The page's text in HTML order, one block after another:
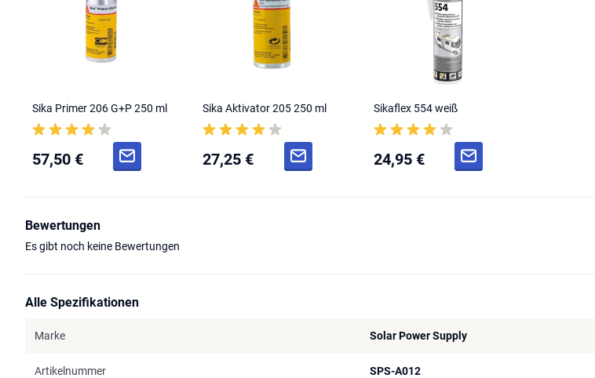
Sika Primer 206 G+P 250 ml
57,50 €
Sika Aktivator 205 250 ml
27,25 €
Sikaflex 554 weiß
24,95 €
Bewertungen
Es gibt noch keine Bewertungen
Alle Spezifikationen
Marke Solar Power Supply
Artikelnummer SPS-A012